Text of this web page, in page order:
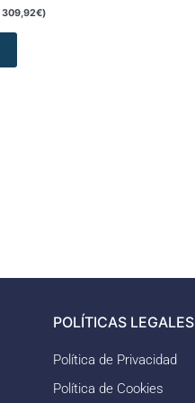
309,92€)
POLÍTICAS LEGALES
Política de Privacidad
Política de Cookies